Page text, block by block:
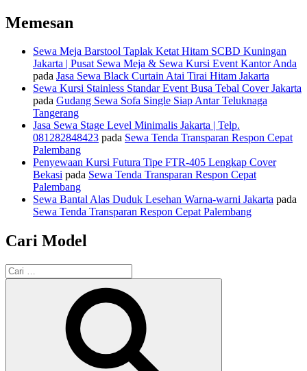
Memesan
Sewa Meja Barstool Taplak Ketat Hitam SCBD Kuningan
Jakarta | Pusat Sewa Meja & Sewa Kursi Event Kantor Anda
pada Jasa Sewa Black Curtain Atai Tirai Hitam Jakarta
Sewa Kursi Stainless Standar Event Busa Tebal Cover Jakarta
pada Gudang Sewa Sofa Single Siap Antar Teluknaga
Tangerang
Jasa Sewa Stage Level Minimalis Jakarta | Telp.
081282848423 pada Sewa Tenda Transparan Respon Cepat
Palembang
Penyewaan Kursi Futura Tipe FTR-405 Lengkap Cover
Bekasi pada Sewa Tenda Transparan Respon Cepat
Palembang
Sewa Bantal Alas Duduk Lesehan Warna-warni Jakarta pada
Sewa Tenda Transparan Respon Cepat Palembang
Cari Model
Pencarian
untuk: